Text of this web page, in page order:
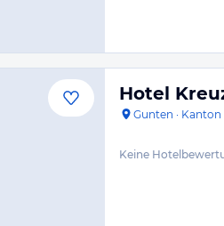
Hotel
Gunten · Kanton
Keine